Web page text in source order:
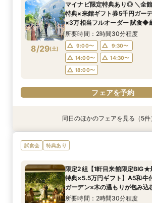
8/28(金)
13:00〜
14:00〜
15:00〜
17:00〜
18:00〜
フェアを予約
8/28(金)
所要時間：2時間30分程度
13:00〜
14:00〜
16:00〜
18:00〜
19:00〜
フェアを予約
8/28(金)
所要時間：2時間30分程度
13:00〜
14:00〜
15:00〜
17:00〜
18:00〜
フェアを予約
8/28(金)
13:00〜
14:00〜
16:00〜
18:00〜
18:30〜
フェアを予約
8/28(金)
13:00〜
14:00〜
16:00〜
18:00〜
18:30〜
フェアを予約
8/29(土)
マイナビ限定特典あり◎ ＼全
特典×来館ギフト券5千円ガー
×3万相当フルオーダー 試食◆
マール海老試食×一流シェフカ
ナシ★1組貸切
所要時間：2時間30分程度
9:00〜
9:30〜
14:00〜
14:30〜
18:00〜
フェアを予約
特典あり
8/29(土)
【月1限定★来館5千円ギフト
駅無料送迎バス付＆ペットOK
ピ★デザートブッフェ40名様
所要時間：2時間30分程度
9:00〜
9:30〜
14:00〜
14:30〜
特典あり
8/29(土)
マイナビ限定BIG＜初見学の
駅～ゲスト全員送迎付×ガー
所要時間：2時間30分程度
9:00〜
9:30〜
14:00〜
14:30〜
特典あり
8/29(土)
1枠1組【ペットと一緒に楽し
邸宅で安心×ペット特典付限定
9:00〜
9:30〜
14:00〜
14:30〜
18:00〜
特典あり
8/29(土)
【複数会場検討の方】会場＆
など徹底比較相談
9:00〜
9:30〜
14:00〜
14:30〜
18:00〜
特典あり
8/29(土)
【90分クイック】後日使える
ト付＊お気軽相談
9:00〜
9:30〜
14:00〜
14:30〜
18:00〜
同日のほかのフェアを見る（5件
試食会 特典あり
限定2組【1軒目来館限定BIG★
特典×5.5万円ギフト】A5和牛
ガーデン×木の温もりが包み込
所要時間：2時間30分程度